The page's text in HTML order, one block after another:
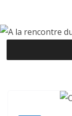
contenu